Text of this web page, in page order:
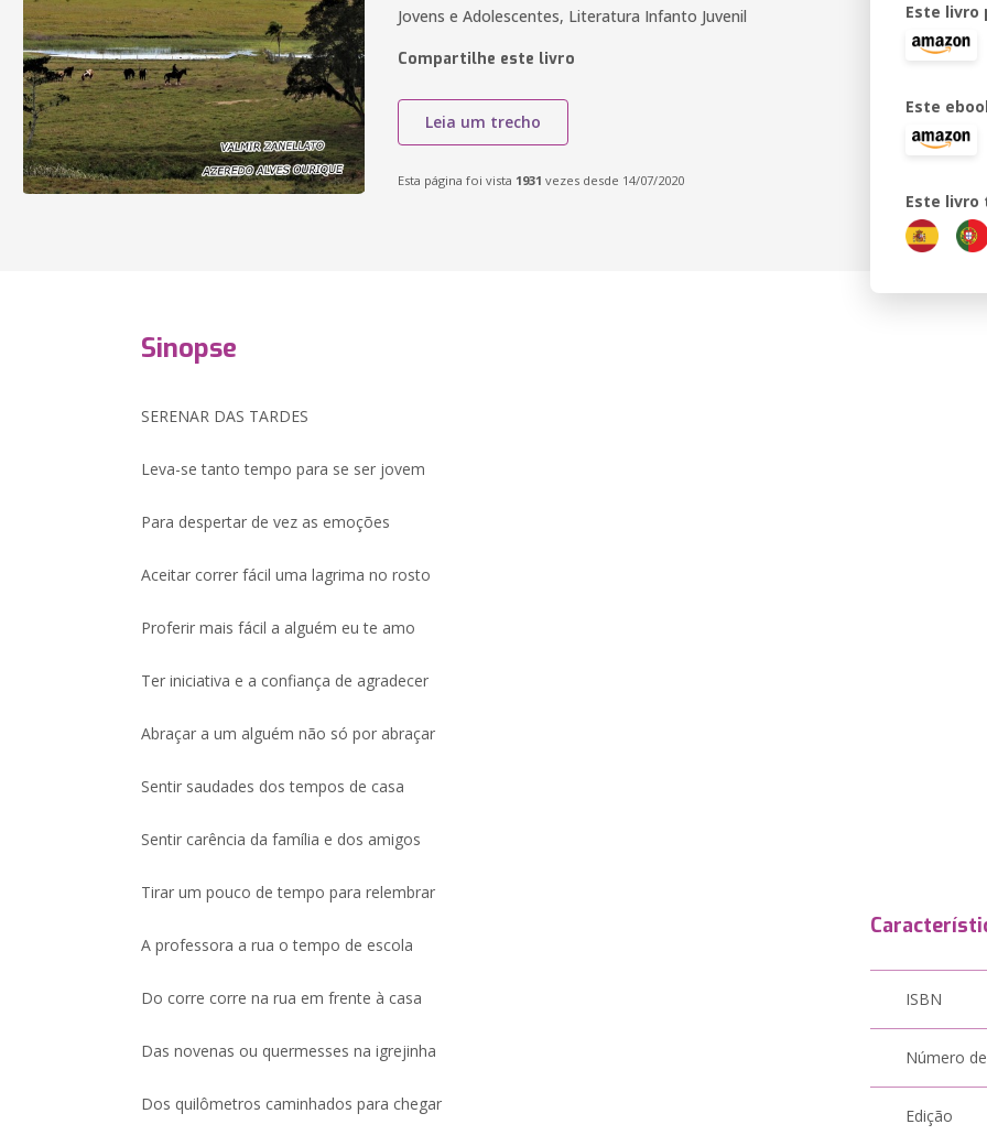
Jovens e Adolescentes, Literatura Infanto Juvenil
Compartilhe este livro
Leia um trecho
Esta página foi vista 1931 vezes desde 14/07/2020
Este livro
Este
Este livro
Sinopse
SERENAR DAS TARDES
Leva-se tanto tempo para se ser jovem
Para despertar de vez as emoções
Aceitar correr fácil uma lagrima no rosto
Proferir mais fácil a alguém eu te amo
Ter iniciativa e a confiança de agradecer
Abraçar a um alguém não só por abraçar
Sentir saudades dos tempos de casa
Sentir carência da família e dos amigos
Tirar um pouco de tempo para relembrar
A professora a rua o tempo de escola
Do corre corre na rua em frente à casa
Das novenas ou quermesses na igrejinha
Dos quilômetros caminhados para chegar
ISBN
Número
Edição